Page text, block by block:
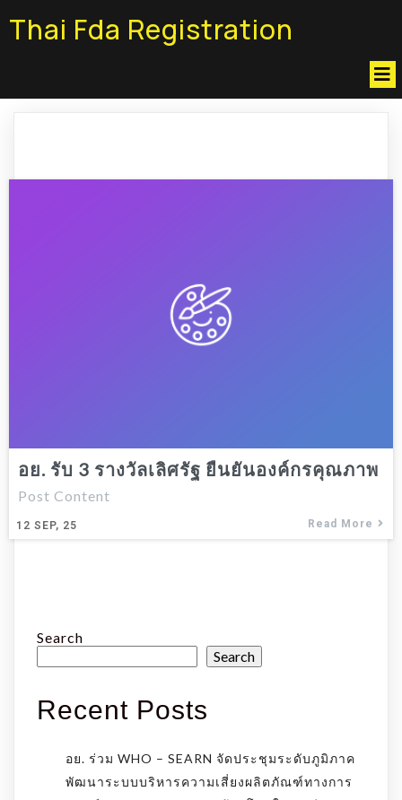
Thai Fda Registration
อย. รับ 3 รางวัลเลิศรัฐ ยืนยันองค์กรคุณภาพ
12 SEP, 25
Post Content
Read More
Search
Search
Recent Posts
อย. ร่วม WHO – SEARN จัดประชุมระดับภูมิภาค
พัฒนาระบบบริหารความเสี่ยงผลิตภัณฑ์ทางการ